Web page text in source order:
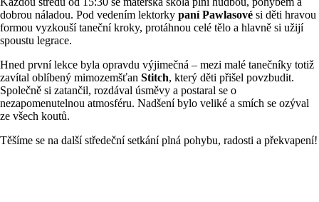
dobrou náladou. Pod vedením lektorky paní Pawlasové si děti hravou
formou vyzkouší taneční kroky, protáhnou celé tělo a hlavně si užijí
spoustu legrace.
Hned první lekce byla opravdu výjimečná – mezi malé tanečníky totiž
zavítal oblíbený mimozemšťan Stitch, který děti přišel povzbudit.
Společně si zatančil, rozdával úsměvy a postaral se o
nezapomenutelnou atmosféru. Nadšení bylo veliké a smích se ozýval
ze všech koutů.
Těšíme se na další středeční setkání plná pohybu, radosti a překvapení!